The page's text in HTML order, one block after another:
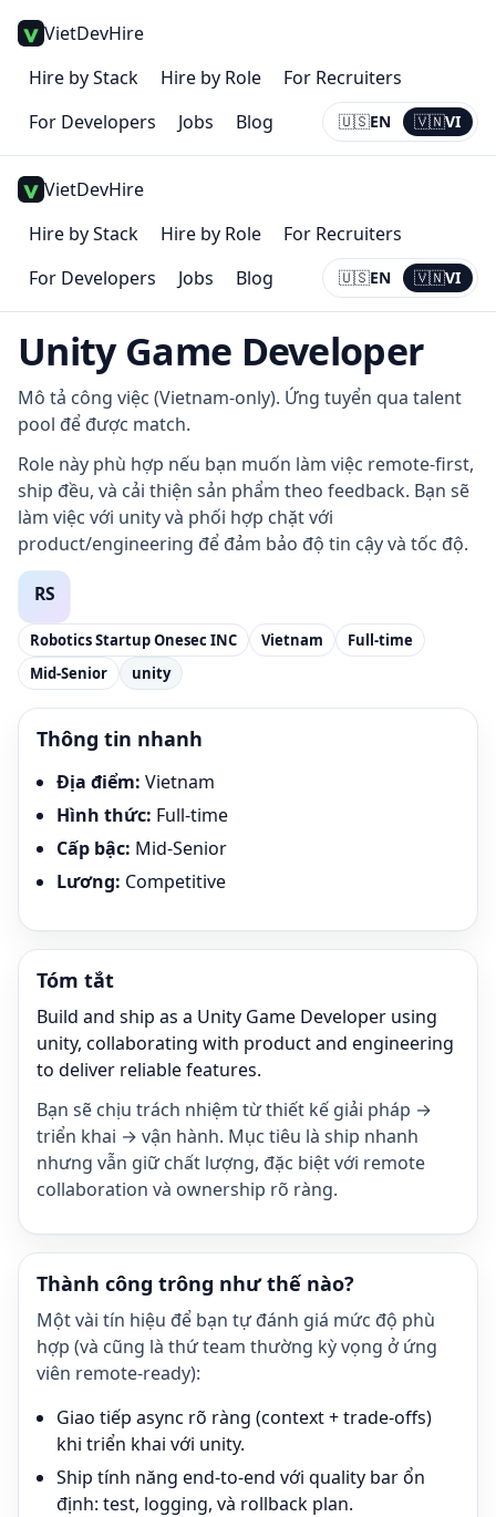
VietDevHire
Hire by Stack
Hire by Role
For Recruiters
For Developers
Jobs Blog 🇺🇸EN 🇻🇳VI
Current:
VI
VietDevHire
Hire by Stack
Hire by Role
For Recruiters
For Developers
Jobs Blog 🇺🇸EN 🇻🇳VI
Current:
VI
Unity Game Developer
Mô tả công việc (Vietnam-only). Ứng tuyển qua talent
pool để được match.
Role này phù hợp nếu bạn muốn làm việc remote-first,
ship đều, và cải thiện sản phẩm theo feedback. Bạn sẽ
làm việc với unity và phối hợp chặt với
product/engineering để đảm bảo độ tin cậy và tốc độ.
Robotics Startup Onesec INC Vietnam
Full-time
Mid-Senior
unity
Thông tin nhanh
Địa điểm: Vietnam
Hình thức: Full-time
Cấp bậc: Mid-Senior
Lương: Competitive
Tóm tắt
Build and ship as a Unity Game Developer using
unity, collaborating with product and engineering
to deliver reliable features.
Bạn sẽ chịu trách nhiệm từ thiết kế giải pháp →
triển khai → vận hành. Mục tiêu là ship nhanh
nhưng vẫn giữ chất lượng, đặc biệt với remote
collaboration và ownership rõ ràng.
Thành công trông như thế nào?
Một vài tín hiệu để bạn tự đánh giá mức độ phù
hợp (và cũng là thứ team thường kỳ vọng ở ứng
viên remote-ready):
Giao tiếp async rõ ràng (context + trade-offs)
khi triển khai với unity.
Ship tính năng end-to-end với quality bar ổn
định: test, logging, và rollback plan.